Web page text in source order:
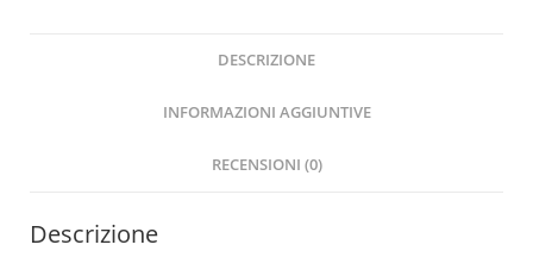
DESCRIZIONE
INFORMAZIONI AGGIUNTIVE
RECENSIONI (0)
Descrizione